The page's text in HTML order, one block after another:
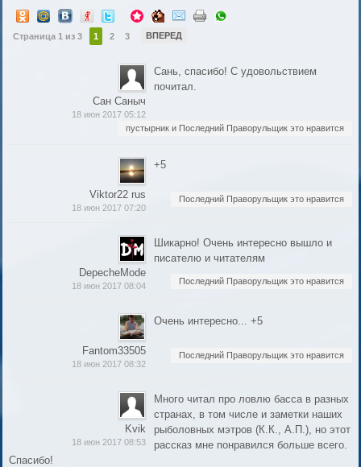
Страница 1 из 3 1 2 3 ВПЕРЕД
Сан Саныч
18 июн 2017 05:12
Сань, спасибо! С удовольствием
почитал.
пустырник и Последний Праворульщик это нравится
Viktor22 rus
18 июн 2017 07:20
+5
Последний Праворульщик это нравится
DepecheMode
18 июн 2017 08:04
Шикарно! Очень интересно вышло и
писателю и читателям
Последний Праворульщик это нравится
Fantom33505
18 июн 2017 08:32
Очень интересно... +5
Последний Праворульщик это нравится
Kvik
18 июн 2017 08:53
Много читал про ловлю басса в разных
странах, в том числе и заметки наших
рыболовных мэтров (К.К., А.П.), но этот
рассказ мне понравился больше всего.
Спасибо!